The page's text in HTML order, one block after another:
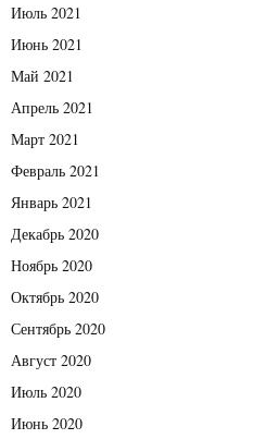
Июль 2021
Июнь 2021
Май 2021
Апрель 2021
Март 2021
Февраль 2021
Январь 2021
Декабрь 2020
Ноябрь 2020
Октябрь 2020
Сентябрь 2020
Август 2020
Июль 2020
Июнь 2020